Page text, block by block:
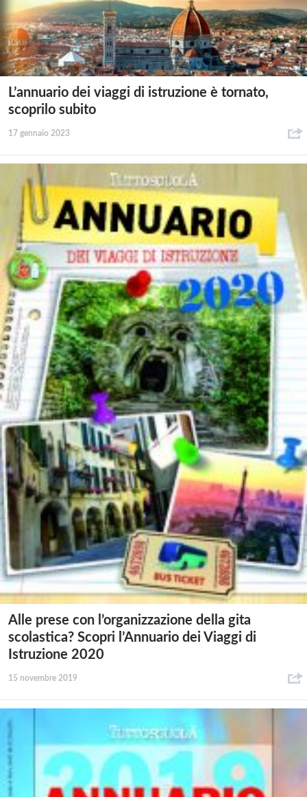
L’annuario dei viaggi di istruzione è tornato,
scoprilo subito
17 gennaio 2023
Alle prese con l’organizzazione della gita
scolastica? Scopri l’Annuario dei Viaggi di
Istruzione 2020
15 novembre 2019